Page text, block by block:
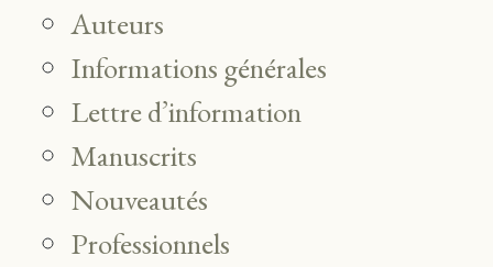
Auteurs
Informations générales
Lettre d’information
Manuscrits
Nouveautés
Professionnels